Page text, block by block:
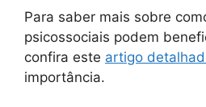
Para saber mais sobre
psicossociais podem
confira este artigo
importância.